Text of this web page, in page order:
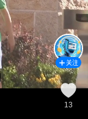
关注
13